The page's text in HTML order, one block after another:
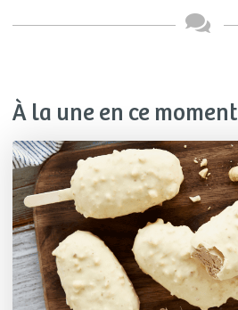
À la une en ce moment